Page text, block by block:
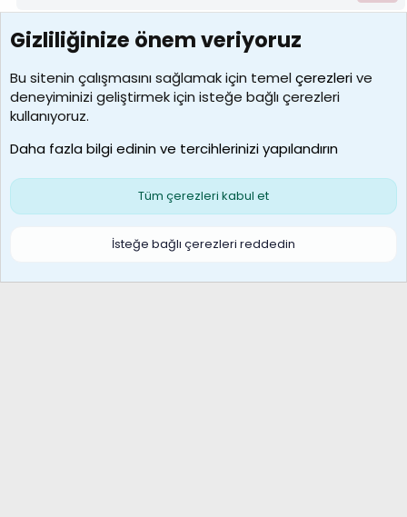
7388
Kullanıcılar
borabekirogluu
Son üye
Çerezler
S
Gizliliğinize önem veriyoruz
Bu sitenin çalışmasını sağlamak için temelçerezlerive
deneyiminizi geliştirmek için isteğe bağlı çerezleri
kullanıyoruz.
Daha fazla bilgi edinin ve tercihlerinizi yapılandırın
Tüm çerezleri kabul et
İsteğe bağlı çerezleri reddedin